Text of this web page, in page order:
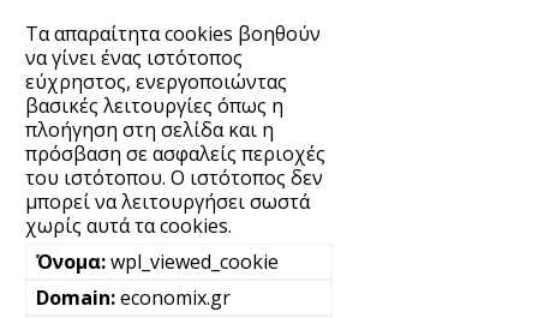
Τα απαραίτητα cookies βοηθούν
να γίνει ένας ιστότοπος
εύχρηστος, ενεργοποιώντας
βασικές λειτουργίες όπως η
πλοήγηση στη σελίδα και η
πρόσβαση σε ασφαλείς περιοχές
του ιστότοπου. Ο ιστότοπος δεν
μπορεί να λειτουργήσει σωστά
χωρίς αυτά τα cookies.
wpl_viewed_cookie
economix.gr